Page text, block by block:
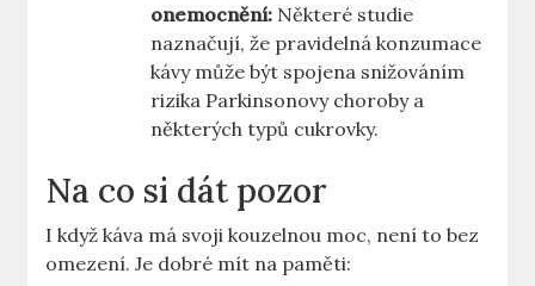
onemocnění: Některé studie
naznačují, že pravidelná konzumace
kávy může být spojena snižováním
rizika Parkinsonovy choroby a
některých typů cukrovky.
Na co si dát pozor
I když káva má svoji kouzelnou moc, není to bez
omezení. Je dobré mít na paměti: